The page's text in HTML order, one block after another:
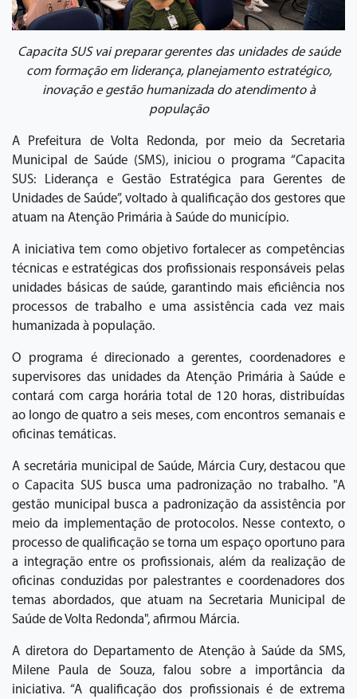
Capacita SUS vai preparar gerentes das unidades de saúde
com formação em liderança, planejamento estratégico,
inovação e gestão humanizada do atendimento à
população
A Prefeitura de Volta Redonda, por meio da Secretaria
Municipal de Saúde (SMS), iniciou o programa “Capacita
SUS: Liderança e Gestão Estratégica para Gerentes de
Unidades de Saúde”, voltado à qualificação dos gestores que
atuam na Atenção Primária à Saúde do município.
A iniciativa tem como objetivo fortalecer as competências
técnicas e estratégicas dos profissionais responsáveis pelas
unidades básicas de saúde, garantindo mais eficiência nos
processos de trabalho e uma assistência cada vez mais
humanizada à população.
O programa é direcionado a gerentes, coordenadores e
supervisores das unidades da Atenção Primária à Saúde e
contará com carga horária total de 120 horas, distribuídas
ao longo de quatro a seis meses, com encontros semanais e
oficinas temáticas.
A secretária municipal de Saúde, Márcia Cury, destacou que
o Capacita SUS busca uma padronização no trabalho. "A
gestão municipal busca a padronização da assistência por
meio da implementação de protocolos. Nesse contexto, o
processo de qualificação se torna um espaço oportuno para
a integração entre os profissionais, além da realização de
oficinas conduzidas por palestrantes e coordenadores dos
temas abordados, que atuam na Secretaria Municipal de
Saúde de Volta Redonda", afirmou Márcia.
A diretora do Departamento de Atenção à Saúde da SMS,
Milene Paula de Souza, falou sobre a importância da
iniciativa. “A qualificação dos profissionais é de extrema